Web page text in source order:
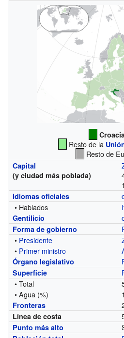
Resto de la
Resto de
Capital
(y ciudad más poblada)
Idiomas oficiales
• Hablados
Gentilicio
Forma de gobierno
• Presidente
• Primer ministro
Órgano legislativo
Superficie
• Total
• Agua (%)
Fronteras
Línea de costa
Punto más alto